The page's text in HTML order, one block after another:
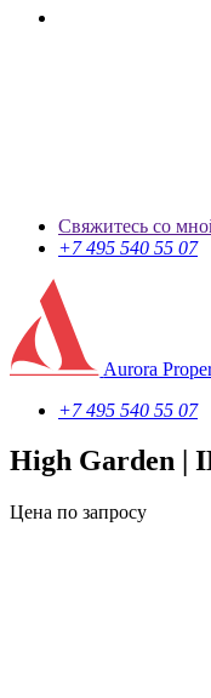
Свяжитесь со
+7 495 540 55 07
Aurora
+7 495 540 55 07
High Garden |
Цена по запросу